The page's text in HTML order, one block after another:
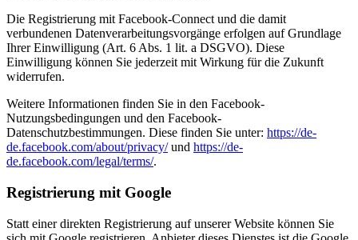
Die Registrierung mit Facebook-Connect und die damit
verbundenen Datenverarbeitungsvorgänge erfolgen auf Grundlage
Ihrer Einwilligung (Art. 6 Abs. 1 lit. a DSGVO). Diese
Einwilligung können Sie jederzeit mit Wirkung für die Zukunft
widerrufen.
Weitere Informationen finden Sie in den Facebook-
Nutzungsbedingungen und den Facebook-
Datenschutzbestimmungen. Diese finden Sie unter: https://de-
de.facebook.com/about/privacy/und https://de-
de.facebook.com/legal/terms/.
Registrierung mit Google
Statt einer direkten Registrierung auf unserer Website können Sie